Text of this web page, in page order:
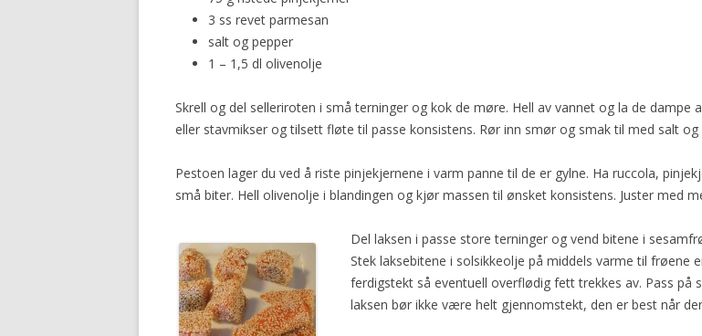
3 ss revet parmesan
salt og pepper
1 – 1,5 dl olivenolje
Skrell og del selleriroten i små terninger og kok de møre. Hell av vannet og la de
eller stavmikser og tilsett fløte til passe konsistens. Rør inn smør og smak til med salt og
Pestoen lager du ved å riste pinjekjernene i varm panne til de er gylne. Ha ruccola,
små biter. Hell olivenolje i blandingen og kjør massen til ønsket konsistens. Juster med
Del laksen i passe store terninger og vend bitene i
Stek laksebitene i solsikkeolje på middels varme til frøene
ferdigstekt så eventuell overflødig fett trekkes av. Pass på
laksen bør ikke være helt gjennomstekt, den er best når